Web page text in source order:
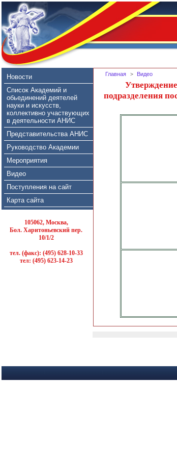
Новости
Список Академий и
обьединений деятелей
науки и искусств,
коллективно участвующих
в деятельности АНИС
Представительства АНИС
Руководство Академии
Мероприятия
Видео
Поступления на сайт
Карта сайта
105062, Москва,
Бол. Харитоньевский пер.
10/1/2
тел. (факс): (495) 628-10-33
тел: (495) 623-14-23
Главная > Видео
подразделения